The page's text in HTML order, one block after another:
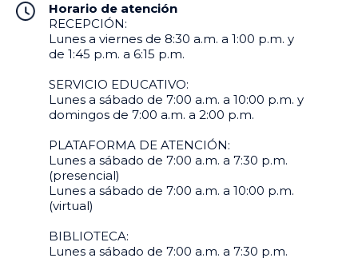
Horario de atención
RECEPCIÓN:
Lunes a viernes de 8:30 a.m. a 1:00 p.m. y
de 1:45 p.m. a 6:15 p.m.
SERVICIO EDUCATIVO:
Lunes a sábado de 7:00 a.m. a 10:00 p.m. y
domingos de 7:00 a.m. a 2:00 p.m.
PLATAFORMA DE ATENCIÓN:
Lunes a sábado de 7:00 a.m. a 7:30 p.m.
(presencial)
Lunes a sábado de 7:00 a.m. a 10:00 p.m.
(virtual)
BIBLIOTECA:
Lunes a sábado de 7:00 a.m. a 7:30 p.m.